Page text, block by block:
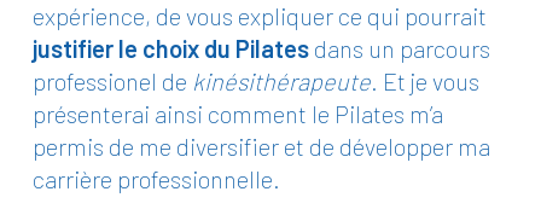
expérience, de vous expliquer ce qui pourrait
justifier le choix du Pilatesdans un parcours
professionel de kinésithérapeute. Et je vous
présenterai ainsi comment le Pilates m’a
permis de me diversifier et de développer ma
carrière professionnelle.